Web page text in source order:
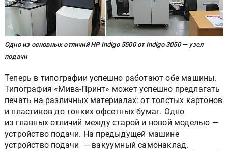
Одно из основных отличий HP Indigo 5500 от Indigo 3050 — узел
подачи
Теперь в типографии успешно работают обе машины.
Типография «Мива-Принт» может успешно предлагать
печать на различных материалах: от толстых картонов
и пластиков до тонких офсетных бумаг. Одно
из главных отличий между старой и новой моделью —
устройство подачи. На предыдущей машине
устройство подачи — вакуумный самонаклад.